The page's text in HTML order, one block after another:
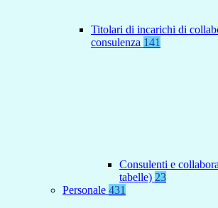
Titolari di incarichi di
consulenza 141
Consulenti e
tabelle) 23
Personale 431